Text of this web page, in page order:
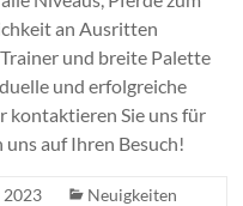
an Ausritten
und breite Palette
und erfolgreiche
kontaktieren Sie uns für
auf Ihren Besuch!
2023 Neuigkeiten